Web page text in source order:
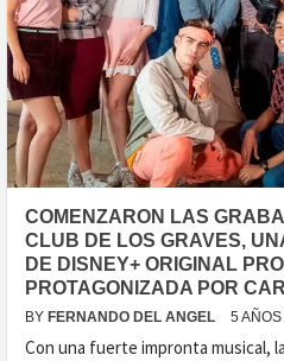
COMENZARON LAS
CLUB DE LOS GRAVES,
DE DISNEY+ ORIGINAL
PROTAGONIZADA POR
BY FERNANDO DEL ANGEL 5 AÑOS
Con una fuerte impronta musical,